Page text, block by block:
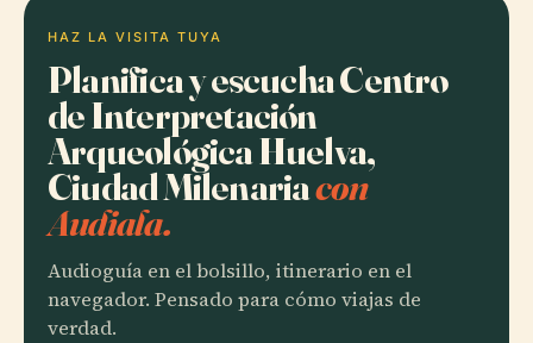
HAZ LA VISITA TUYA
Planifica y escucha Centro
de Interpretación
Arqueológica Huelva,
Ciudad Milenariacon
Audiala.
Audioguía en el bolsillo, itinerario en el
navegador. Pensado para cómo viajas de
verdad.